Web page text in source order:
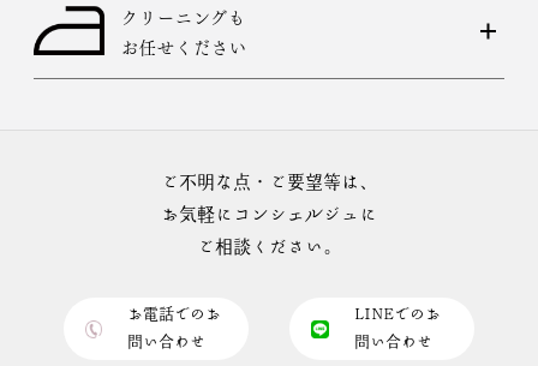
クリーニングも
お任せください
ご不明な点・ご要望等は、
お気軽にコンシェルジュに
ご相談ください。
お電話でのお
問い合わせ
LINEでのお
問い合わせ